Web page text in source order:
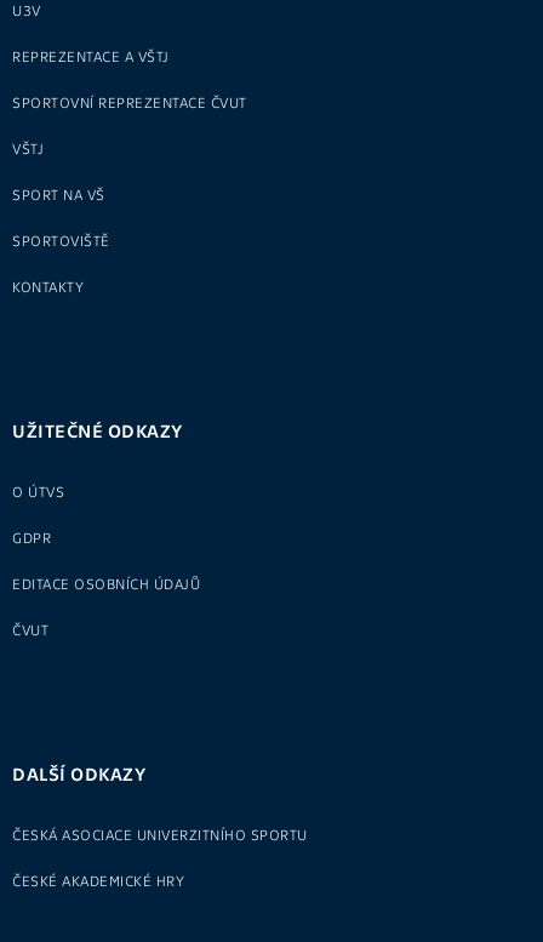
U3V
REPREZENTACE A VŠTJ
SPORTOVNÍ REPREZENTACE ČVUT
VŠTJ
SPORT NA VŠ
SPORTOVIŠTĚ
KONTAKTY
UŽITEČNÉ ODKAZY
O ÚTVS
GDPR
EDITACE OSOBNÍCH ÚDAJŮ
ČVUT
DALŠÍ ODKAZY
ČESKÁ ASOCIACE UNIVERZITNÍHO SPORTU
ČESKÉ AKADEMICKÉ HRY